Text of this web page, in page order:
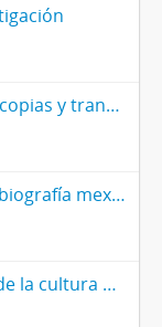
- fuentes documentales (originales, copias y transcripciones
- proyecto Diccionario de historia y biografía mexicanas
- proyecto Enciclopedia de historia de la cultura mexicana